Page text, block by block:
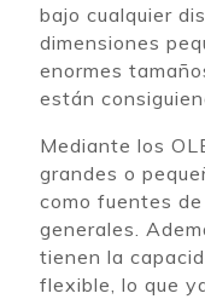
bajo cualquier
dimensiones
enormes
están
Mediante los
grandes o
como fuentes
generales.
tienen la
flexible, lo que